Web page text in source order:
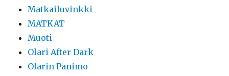
Matkailuvinkki
MATKAT
Muoti
Olari After Dark
Olarin Panimo